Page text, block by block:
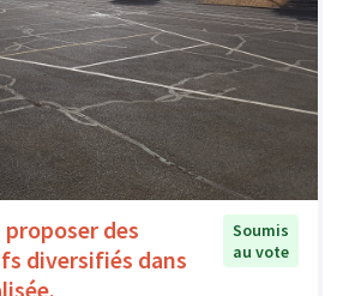
des
diversifiés dans
Soumis
au vote